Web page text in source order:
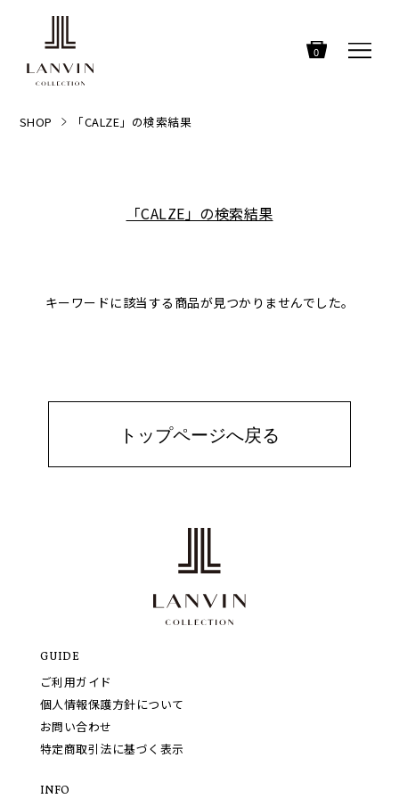
0
SHOP 「CALZE」の検索結果
「CALZE」の検索結果
キーワードに該当する商品が見つかりませんでした。
トップページへ戻る
GUIDE
ご利用ガイド
個人情報保護方針について
お問い合わせ
特定商取引法に基づく表示
INFO